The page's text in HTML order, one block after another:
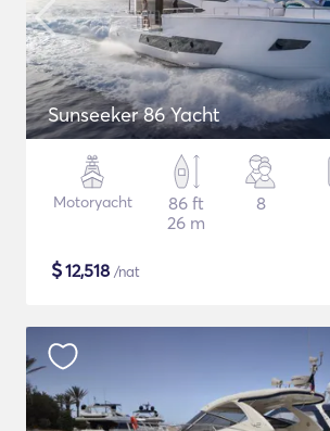
Sunseeker 86 Yacht
Motoryacht
86 ft
26 m
8
$12,518 /nat